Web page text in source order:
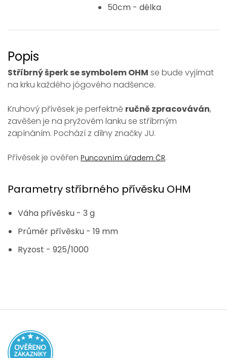
50cm - délka
Popis
Stříbrný šperk se symbolem OHM se bude vyjímat
na krku každého jógového nadšence.
Kruhový přívěsek je perfektně ručně zpracováván,
zavěšen je na pryžovém lanku se stříbrným
zapínáním. Pochází z dílny značky JU.
Přívěsek je ověřen Puncovním úřadem ČR.
Parametry stříbrného přívěsku OHM
Váha přívěsku - 3 g
Průměr přívěsku - 19 mm
Ryzost - 925/1000